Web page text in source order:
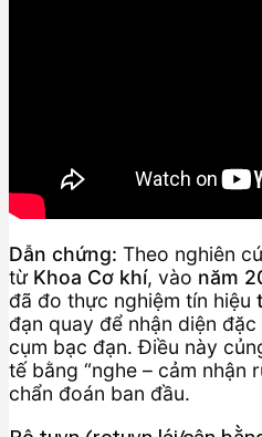
Dẫn chứng: Theo nghiên
từ Khoa Cơ khí, vào năm
đã đo thực nghiệm tín hiệu
đạn quay để nhận diện
cụm bạc đạn. Điều này
tế bằng “nghe – cảm nhận
chẩn đoán ban đầu.